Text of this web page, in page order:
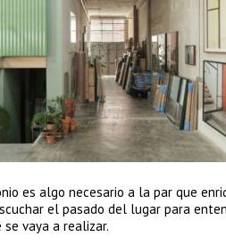
es algo necesario a la par que
el pasado del lugar para
vaya a realizar.